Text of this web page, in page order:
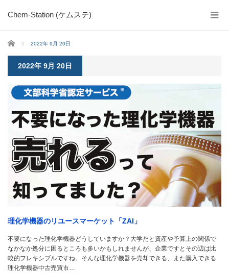
Chem-Station (ケムステ)
ホーム 2022年 9月 20日
2022年 9月 20日
理化学機器のリユースマーケット「ZAI」
不要になった理化学機器どうしていますか？大学だと資産や予算上の関係で
なかなか処分に困るところも多いかもしれませんが、企業ですとその辺は比
較的フレキシブルですね。そんな理化学機器を売却できる、また購入できる
理化学機器中古売買市…